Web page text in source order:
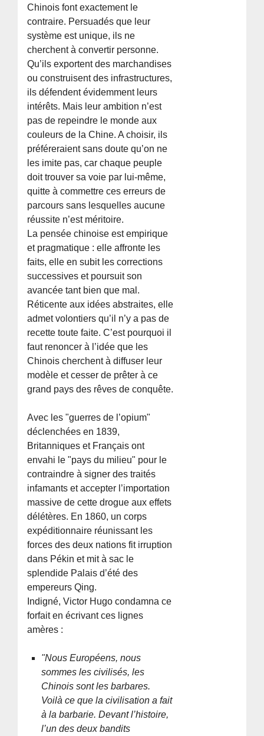
Chinois font exactement le
contraire. Persuadés que leur
système est unique, ils ne
cherchent à convertir personne.
Qu’ils exportent des marchandises
ou construisent des infrastructures,
ils défendent évidemment leurs
intérêts. Mais leur ambition n’est
pas de repeindre le monde aux
couleurs de la Chine. A choisir, ils
préféreraient sans doute qu’on ne
les imite pas, car chaque peuple
doit trouver sa voie par lui-même,
quitte à commettre ces erreurs de
parcours sans lesquelles aucune
réussite n’est méritoire.
La pensée chinoise est empirique
et pragmatique : elle affronte les
faits, elle en subit les corrections
successives et poursuit son
avancée tant bien que mal.
Réticente aux idées abstraites, elle
admet volontiers qu’il n’y a pas de
recette toute faite. C’est pourquoi il
faut renoncer à l’idée que les
Chinois cherchent à diffuser leur
modèle et cesser de prêter à ce
grand pays des rêves de conquête.
Avec les "guerres de l’opium"
déclenchées en 1839,
Britanniques et Français ont
envahi le "pays du milieu" pour le
contraindre à signer des traités
infamants et accepter l’importation
massive de cette drogue aux effets
délétères. En 1860, un corps
expéditionnaire réunissant les
forces des deux nations fit irruption
dans Pékin et mit à sac le
splendide Palais d’été des
empereurs Qing.
Indigné, Victor Hugo condamna ce
forfait en écrivant ces lignes
amères :
"Nous Européens, nous
sommes les civilisés, les
Chinois sont les barbares.
Voilà ce que la civilisation a fait
à la barbarie. Devant l’histoire,
l’un des deux bandits